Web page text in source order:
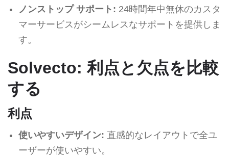
ノンストップ サポート: 24時間年中無休のカスタ
マーサービスがシームレスなサポートを提供しま
す。
Solvecto: 利点と欠点を比較
する
利点
使いやすいデザイン: 直感的なレイアウトで全ユ
ーザーが使いやすい。